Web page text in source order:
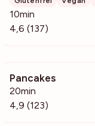
10min
4,6 (137)
Pancakes
20min
4,9 (123)